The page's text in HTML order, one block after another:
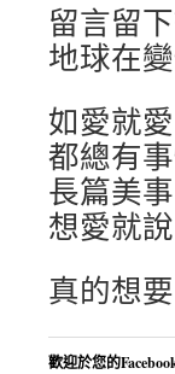
留言留
地球在
如愛就
都總有
長篇美
想愛就
真的想
歡迎於您的